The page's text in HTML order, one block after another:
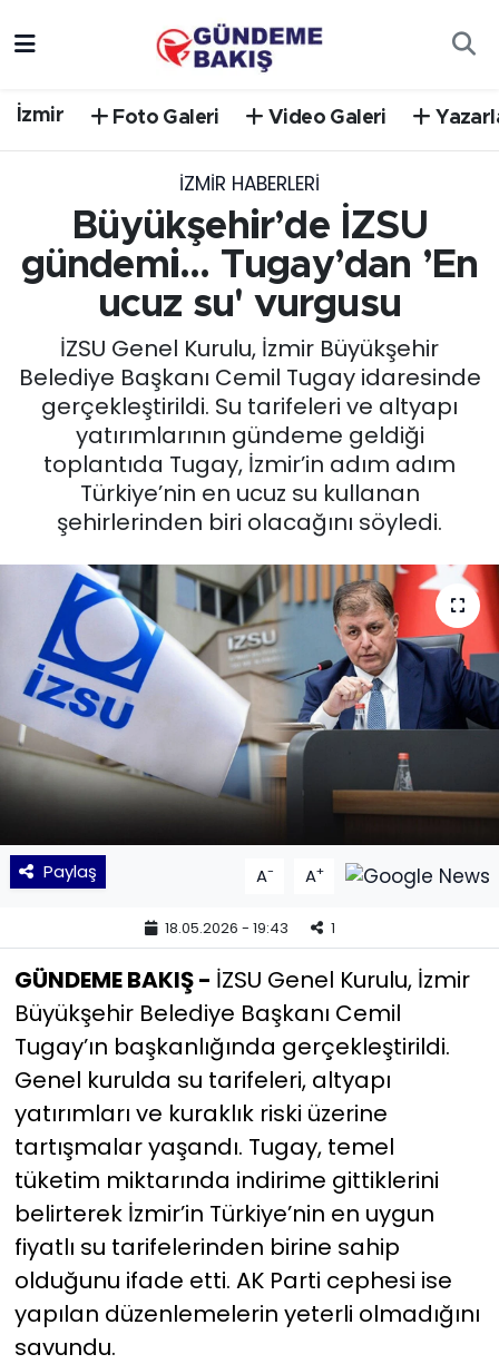
İzmir Foto Galeri Video Galeri
İZMIR HABERLERI
Büyükşehir’de İZSU
gündemi... Tugay’dan ’En
ucuz su' vurgusu
İZSU Genel Kurulu, İzmir Büyükşehir
Belediye Başkanı Cemil Tugay idaresinde
gerçekleştirildi. Su tarifeleri ve altyapı
yatırımlarının gündeme geldiği
toplantıda Tugay, İzmir’in adım adım
Türkiye’nin en ucuz su kullanan
şehirlerinden biri olacağını söyledi.
Paylaş A- A+
18.05.2026 - 19:43 1
GÜNDEME BAKIŞ - İZSU Genel Kurulu, İzmir
Büyükşehir Belediye Başkanı Cemil
Tugay’ın başkanlığında gerçekleştirildi.
Genel kurulda su tarifeleri, altyapı
yatırımları ve kuraklık riski üzerine
tartışmalar yaşandı. Tugay, temel
tüketim miktarında indirime gittiklerini
belirterek İzmir’in Türkiye’nin en uygun
fiyatlı su tarifelerinden birine sahip
olduğunu ifade etti. AK Parti cephesi ise
yapılan düzenlemelerin yeterli olmadığını
savundu.
EGE
EĞİTİM
EKONOMİ
English News
GÜNCEL
KÜLTÜR SANAT
MAGAZİN
POLİTİKA
SAĞLIK
Siyaset
SPOR
TEKNOLOJİ
YEREL POLİTİKA
YEREL YÖNETİMLER
Yurt
Trafik Durumu
Süper Lig Puan Durumu ve Fikstür
Tüm Manşetler
Son Dakika Haberleri
Haber Arşivi